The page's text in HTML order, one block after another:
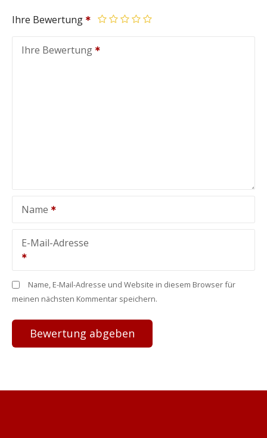
Ihre Bewertung
Ihre Bewertung
Name
E-Mail-Adresse
Name, E-Mail-Adresse und Website in diesem Browser für
meinen nächsten Kommentar speichern.